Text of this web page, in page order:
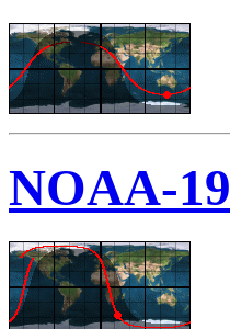
NOAA-19